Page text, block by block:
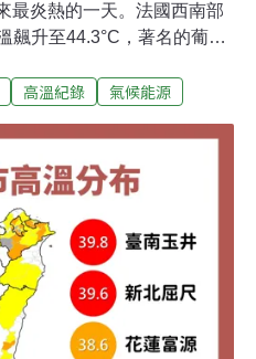
最炎熱的一天。法國西南部
飆升至44.3°C，著名的葡萄
間氣溫也刷新最高紀錄。科
康局28日表示，自24日熱浪
人數至少已達1000人。熱浪
國日常。熱浪下徹夜難眠，
園，供居民避暑。地方官員
千所學校宣布停課。法國國
，減少了巴黎地區一成以上
斯（Valérie Pécresse）警
受50°C以上高溫。
高溫紀錄 氣候能源